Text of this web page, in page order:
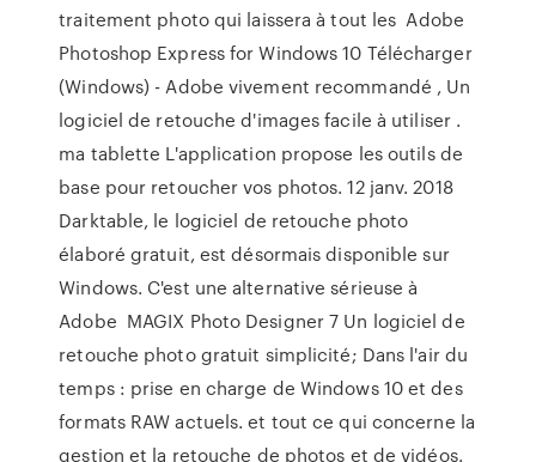
traitement photo qui laissera à tout les Adobe
Photoshop Express for Windows 10 Télécharger
(Windows) - Adobe vivement recommandé , Un
logiciel de retouche d'images facile à utiliser .
ma tablette L'application propose les outils de
base pour retoucher vos photos. 12 janv. 2018
Darktable, le logiciel de retouche photo
élaboré gratuit, est désormais disponible sur
Windows. C'est une alternative sérieuse à
Adobe MAGIX Photo Designer 7 Un logiciel de
retouche photo gratuit simplicité; Dans l'air du
temps : prise en charge de Windows 10 et des
formats RAW actuels. et tout ce qui concerne la
gestion et la retouche de photos et de vidéos.